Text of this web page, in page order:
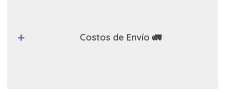
Costos de Envío 🚛